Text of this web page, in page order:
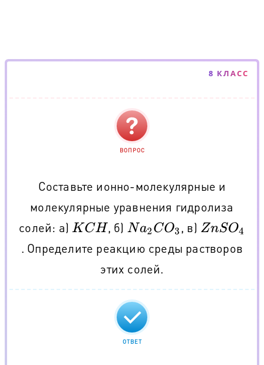
8 КЛАСС
ВОПРОС
Составьте ионно-молекулярные и
молекулярные уравнения гидролиза
солей: а) KCH , б) Na2CO3 , в) ZnSO4
. Определите реакцию среды растворов
этих солей.
ОТВЕТ